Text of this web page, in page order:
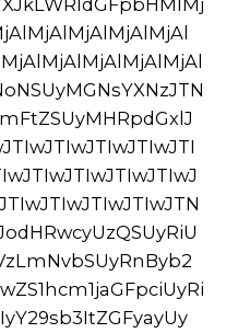
IyY29sb3ItZGFyayUyMC11bmRhc2glMjIlM0UlMjBHb3N0YSUyMFNoYXBlJTIwQXJtY2hhaXIlMjAlM0MlMkZhJTNFJTBBJTIwJTIwJTIwJTIwJTIwJTIwJTIwJTIwJTIwJTIwJTIwJTIwJTIwJTIwJTIwJTIwJTIwJTIwJTIwJTIwJTIwJTIwJTIwJTIwJTNDJTJGaDUlM0UlMEElMjAlMjAlMjAlMjAlMjAlMjAlMjAlMjAlMjAlMjAlMjAlMjAlMjAlMjAlMjAlMjAlMjAlMjAlMjAlMjAlMjAlMjAlMjAlMjAlM0NkaXYlMjBjbGFzcyUzRCUyMndvby1jYXRlZ29yeSUyMGNhdGVnb3J5LWhvbGRlciUyMiUzRSUwQSUyMCUyMCUyMCUyMCUyMCUyMCUyMCUyMCUyMCUyMCUyMCUyMCUyMCUyMCUyMCUyMCUyMCUyMCUyMCUyMCUyMCUyMCUyMCUyMCUyMCUyMCUyMCUyMCUzQ2ElMjBjbGFzcyUzRCUyMmNhdGVnb3J5JTIyJTIwaHJlZiUzRCUyMmh0dHBzJTNBJTJGJTJGb2hpby5jbGJ0aGVtZXMuY29tJTJGcHJvZHVjdC1jYXRlZ29yeSUyRmNoYWlycyUyRiUyMiUyMHJlbCUzRCUyMnRhZyUyMiUzRUNoYWlycyUzQyUyRmElM0UlMEElMjAlMjAlMjAlMjAlMjAlMjAlMjAlMjAlMjAlMjAlMjAlMjAlMjAlMjAlMjAlMjAlMjAlMjAlMjAlMjAlMjAlMjAlMjAlMjAlMjAlMjAlMjAlMjAlM0NhJTIwY2xhc3MlM0QlMjJjYXRlZ29yeSUyMiUyMGhyZWYlM0QlMjJodHRwcyUzQSUyRiUyRm9oaW8uY2xidGhlbWVzLmNvbSUyRnByb2R1Y3QtY2F0ZWdvcnklMkZldmVyeWRheS1lc3NlbnRpYWxzJTJGJTIyJTIwcmVsJTNEJTIydGFnJTIyJTNFRXZlcnlkYXklMjBlc3NlbnRpYWxzJTNDJTJGYSUzRSUwQSUyMCUyMCUyMCUyMCUyMCUyMCUyMCUyMCUyMCUyMCUyMCUyMCUyMCUyMCUyMCUyMCUyMCUyMCUyMCUyMCUyMCUyMCUyMCUyMCUzQyUyRmRpdiUzRSUwQSUyMCUyMCUyMCUyMCUyMCUyMCUyMCUyMCUyMCUyMCUyMCUyMCUyMCUyMCUyMCUyMCUyMCUyMCUyMCUyMCUyMCUyMCUyMCUyMCUzQ2RpdiUyMGNsYXNzJTNEJTIyd29vLXByaWNlJTIyJTNFJTBBJTIwJTIwJTIwJTIwJTIwJTIwJTIwJTIwJTIwJTIwJTIwJTIwJTIwJTIwJTIwJTIwJTIwJTIwJTIwJTIwJTIwJTIwJTIwJTIwJTIwJTIwJTIwJTIwJTNDZGl2JTIwY2xhc3MlM0QlMjJzdGFyLXJhdGluZyUyMiUyMHJvbGUlM0QlMjJpbWclMjIlMjBhcmlhLWxhYmVsJTNEJTIyUmF0ZWQlMjA1LjAwJTIwb3V0JTIwb2YlMjA1JTIyJTNFJTBBJTIwJTIwJTIwJTIwJTIwJTIwJTIwJTIwJTIwJTIwJTIwJTIwJTIwJTIwJTIwJTIwJTIwJTIwJTIwJTIwJTIwJTIwJTIwJTIwJTIwJTIwJTIwJTIwJTIwJTIwJTIwJTIwJTNDc3BhbiUyMHN0eWxlJTNEJTIyd2lkdGglM0ExMDAlMjUlMjIlM0VSYXRlZCUyMCUzQ3N0cm9uZyUyMGNsYXNzJTNEJTIycmF0aW5nJTIyJTNFNS4wMCUzQyUyRnN0cm9uZyUzRSUyMG91dCUyMG9mJTIwNSUyMCUzQyUyRnNwYW4lM0UlMEElMjAlMjAlMjAlMjAlMjAlMjAlMjAlMjAlMjAlMjAlMjAlMjAlMjAlMjAlMjAlMjAlMjAlMjAlMjAlMjAlMjAlMjAlMjAlMjAlMjAlMjAlMjAlMjAlM0MlMkZkaXYlM0UlMEElMjAlMjAlMjAlMjAlMjAlMjAlMjAlMjAlMjAlMjAlMjAlMjAlMjAlMjAlMjAlMjAlMjAlMjAlMjAlMjAlMjAlMjAlMjAlMjAlMjAlMjAlMjAlMjAlM0NzcGFuJTIwY2xhc3MlM0QlMjJwcmljZSUyMiUzRSUwQSUyMCUyMCUyMCUyMCUyMCUyMCUyMCUyMCUyMCUyMCUyMCUyMCUyMCUyMCUyMCUyMCUyMCUyMCUyMCUyMCUyMCUyMCUyMCUyMCUyMCUyMCUyMCUyMCUyMCUyMCUyMCUyMCUzQ3NwYW4lMjBjbGFzcyUzRCUyMndvb2NvbW1lcmNlLVByaWNlLWFtb3VudCUyMGFtb3VudCUyMiUzRSUwQSUyMCUyMCUyMCUyMCUyMCUyMCUyMCUyMCUyMCUyMCUyMCUyMCUyMCUyMCUyMCUyMCUyMCUyMCUyMCUyMCUyMCUyMCUyMCUyMCUyMCUyMCUyMCUyMCUyMCUyMCUyMCUyMCUyMCUyMCUyMCUyMCUzQ2JkaSUzRSUwQSUyMCUyMCUyMCUyMCUyMCUyMCUyMCUyMCUyMCUyMCUyMCUyMCUyMCUyMCUyMCUyMCUyMCUyMCUyMCUyMCUyMCUyMCUyMCUyMCUyMCUyMCUyMCUyMCUyMCUyMCUyMCUyMCUyMCUyMCUyMCUyMCUyMCUyMCUyMCUyMCUzQ3NwYW4lMjBjbGFzcyUzRCUyMndvb2NvbW1lcmNlLVByaWNlLWN1cnJlbmN5U3ltYm9sJTIyJTNFJTI0JTNDJTJGc3BhbiUzRTQ5LjAwJTIwJTNDJTJGYmRpJTNFJTBBJTIwJTIwJTIwJTIwJTIwJTIwJTIwJTIwJTIwJTIwJTIwJTIwJTIwJTIwJTIwJTIwJTIwJTIwJTIwJTIwJTIwJTIwJTIwJTIwJTIwJTIwJTIwJTIwJTIwJTIwJTIwJTIwJTNDJTJGc3BhbiUzRSUyMCVFMiU4MCU5MyUyMCUzQ3NwYW4lMjBjbGFzcyUzRCUyMndvb2NvbW1lcmNlLVByaWNlLWFtb3VudCUyMGFtb3VudCUyMiUzRSUwQSUyMCUyMCUyMCUyMCUyMCUyMCUyMCUyMCUyMCUyMCUyMCUyMCUyMCUyMCUyMCUyMCUyMCUyMCUyMCUyMCUyMCUyMCUyMCUyMCUyMCUyMCUyMCUyMCUyMCUyMCUyMCUyMCUyMCUyMCUyMCUyMCUzQ2JkaSUzRSUwQSUyMCUyMCUyMCUyMCUyMCUyMCUyMCUyMCUyMCUyMCUyMCUyMCUyMCUyMCUyMCUyMCUyMCUyMCUyMCUyMCUyMCUyMCUyMCUyMCUyMCUyMCUyMCUyMCUyMCUyMCUyMCUyMCUyMCUyMCUyMCUyMCUyMCUyMCUyMCUyMCUzQ3NwYW4lMjBjbGFzcyUzRCUyMndvb2NvbW1lcmNlLVByaWNlLWN1cnJlbmN5U3ltYm9sJTIyJTNFJTI0JTNDJTJGc3BhbiUzRTU2LjAwJTIwJTNDJTJGYmRpJTNFJTBBJTIwJTIwJTIwJTIwJTIwJTIwJTIwJTIwJTIwJTIwJTIwJTIwJTIwJTIwJTIwJTIwJTIwJTIwJTIwJTIwJTIwJTIwJTIwJTIwJTIwJTIwJTIwJTIwJTIwJTIwJTIwJTIwJTNDJTJGc3BhbiUzRSUwQSUyMCUyMCUyMCUyMCUyMCUyMCUyMCUyMCUyMCUyMCUyMCUyMCUyMCUyMCUyMCUyMCUyMCUyMCUyMCUyMCUyMCUyMCUyMCUyMCUyMCUyMCUyMCUyMCUzQyUyRnNwYW4lM0UlMEElMjAlMjAlMjAlMjAlMjAlMjAlMjAlMjAlMjAlMjAlMjAlMjAlMjAlMjAlMjAlMjAlMjAlMjAlMjAlMjAlMjAlMjAlMjAlMjAlM0MlMkZkaXYlM0UlMEElMjAlMjAlMjAlMjAlMjAlMjAlMjAlMjAlMjAlMjAlMjAlMjAlMjAlMjAlMjAlMjAlMjAlMjAlMjAlMjAlMjAlMjAlMjAlMjAlM0NkaXYlMjBjbGFzcyUzRCUyMmJ1dHRvbi1ncm91cCUyMiUzRSUwQSUyMCUyMCUyMCUyMCUyMCUyMCUyMCUyMCUyMCUyMCUyMCUyMCUyMCUyMCUyMCUyMCUyMCUyMCUyMCUyMCUyMCUyMCUyMCUyMCUyMCUyMCUyMCUyMCUzQ2ElMjBocmVmJTNEJTIyaHR0cHMlM0ElMkYlMkZvaGlvLmNsYnRoZW1lcy5jb20lMkZwcm9kdWN0JTJGZ29zdGEtc2hhcGUtYXJtY2hhaXIlMkYlMjIlMjByZWwlM0QlMjJub2ZvbGxvdyUyMiUyMGRhdGEtcHJvZHVjdF9pZCUzRCUyMjIwNDc2JTIyJTIwZGF0YS1wcm9kdWN0X3NrdSUzRCUyMjI5MDQ1LVNCLTklMjIlMjBjbGFzcyUzRCUyMmFkZF90b19jYXJ0X2J1dHRvbiUyMHByb2R1Y3RfdHlwZV92YXJpYWJsZSUyMHNpbmdsZV9hZGRfdG9fY2FydF9idXR0b24lMjBidXR0b24lMjAtdGV4dCUyMiUyMGRhdGEtYnV0dG9uLWxvYWRpbmclM0QlMjJ0cnVlJTIyJTNFU2VsZWN0JTIwb3B0aW9ucyUzQyUyRmElM0UlMEElMjAlMjAlMjAlMjAlMjAlMjAlMjAlMjAlMjAlMjAlMjAlMjAlMjAlMjAlMjAlMjAlMjAlMjAlMjAlMjAlMjAlMjAlMjAlMjAlMjAlMjAlMjAlMjAlM0NpbnB1dCUyMHR5cGUlM0QlMjJoaWRkZW4lMjIlMjBuYW1lJTNEJTIyYWRkLXRvLWNhcnQlMjIlMjB2YWx1ZSUzRCUyMjIwNDc2JTIyJTNFJTBBJTIwJTIwJTIwJTIwJTIwJTIwJTIwJTIwJTIwJTIwJTIwJTIwJTIwJTIwJTIwJTIwJTIwJTIwJTIwJTIwJTIwJTIwJTIwJTIwJTIwJTIwJTIwJTIwJTNDaW5wdXQlMjB0eXBlJTNEJTIyaGlkZGVuJTIyJTIwbmFtZSUzRCUyMnByb2R1Y3RfaWQlMjIlMjB2YWx1ZSUzRCUyMjIwNDc2JTIyJTNFJTBBJTIwJTIwJTIwJTIwJTIwJTIwJTIwJTIwJTIwJTIwJTIwJTIwJTIwJTIwJTIwJTIwJTIwJTIwJTIwJTIwJTIwJTIwJTIwJTIwJTIwJTIwJTIwJTIwJTNDaW5wdXQlMjB0eXBlJTNEJTIyaGlkZGVuJTIyJTIwbmFtZSUzRCUyMnZhcmlhdGlvbl9pZCUyMiUyMGNsYXNzJTNEJTIydmFyaWF0aW9uX2lkJTIyJTIwdmFsdWUlM0QlMjIwJTIyJTNFJTBBJTIwJTIwJTIwJTIwJTIwJTIwJTIwJTIwJTIwJTIwJTIwJTIwJTIwJTIwJTIwJTIwJTIwJTIwJTIwJTIwJTIwJTIwJTIwJTIwJTNDJTJGZGl2JTNFJTBBJTIwJTIwJTIwJTIwJTIwJTIwJTIwJTIwJTIwJTIwJTIwJTIwJTIwJTIwJTIwJTIwJTIwJTIwJTIwJTIwJTNDJTJGZGl2JTNFJTBBJTIwJTIwJTIwJTIwJTIwJTIwJTIwJTIwJTIwJTIwJTIwJTIwJTIwJTIwJTIwJTIwJTNDJTJGZGl2JTNFJTBBJTIwJTIwJTIwJTIwJTIwJTIwJTIwJTIwJTIwJTIwJTIwJTIwJTNDJTJGbGklM0UlMEElMjAlMjAlMjAlMjAlMjAlMjAlMjAlMjAlMjAlMjAlMjAlMjAlM0NsaSUyMGNsYXNzJTNEJTIycHJvZHVjdCUyMHR5cGUtcHJvZHVjdCUyMHBvc3QtMjA0NzUlMjBzdGF0dXMtcHVibGlzaCUyMGxhc3QlMjBpbnN0b2NrJTIwcHJvZHVjdF9jYXQtY2hhaXJzJTIwcHJvZHVjdF9jYXQtZXZlcnlkYXktZXNzZW50aWFscyUyMHByb2R1Y3RfdGFnLWNyZWF0aXZlJTIwcHJvZHVjdF90YWctc2hvcCUyMHByb2R1Y3RfdGFnLXdvcmRwcmVzcyUyMGhhcy1wb3N0LXRodW1ibmFpbCUyMHNoaXBwaW5nLXRheGFibGUlMjBwdXJjaGFzYWJsZSUyMHByb2R1Y3QtdHlwZS1zaW1wbGUlMjBtYXNvbnJ5LWJyaWNrJTIyJTIwZGF0YS1wcm9kdWN0LWl0ZW0lM0QlMjJ0cnVlJTIyJTIwZGF0YS1sYXp5LWl0ZW0lM0QlMjIlMjIlMjBkYXRhLWxhenktc2NvcGUlM0QlMjJwcm9kdWN0cyUyMiUyMHN0eWxlJTNEJTIycG9zaXRpb24lM0ElMjBhYnNvbHV0ZSUzQiUyMGxlZnQlM0ElMjAzMy4zMzI5JTI1JTNCJTIwdG9wJTNBJTIwMHB4JTNCJTIyJTNFJTBBJTIwJTIwJTIwJTIwJTIwJTIwJTIwJTIwJTIwJTIwJTIwJTIwJTIwJTIwJTIwJTIwJTNDZGl2JTIwY2xhc3MlM0QlMjJwcm9kdWN0LWl0ZW0lMjBwcm9kdWN0LWl0ZW0tZ3JpZCUyMGNhcmQlMjAtdHlwZTIlMjAtaW1nLWdyZXlzY2FsZSUyMC1sZWZ0JTIyJTNFJTBBJTIwJTIwJTIwJTIwJTIwJTIwJTIwJTIwJTIwJTIwJTIwJTIwJTIwJTIwJTIwJTIwJTIwJTIwJTIwJTIwJTNDZGl2JTIwY2xhc3MlM0QlMjJwcm9kdWN0LWl0ZW0tdGh1bWJuYWlsJTIyJTNFJTBBJTIwJTIwJTIwJTIwJTIwJTIwJTIwJTIwJTIwJTIwJTIwJTIwJTIwJTIwJTIwJTIwJTIwJTIwJTIwJTIwJTIwJTIwJTIwJTIwJTNDYnV0dG9uJTIwY2xhc3MlM0QlMjJpY29uLWJ1dHRvbiUyMGJ1dHRvbi1xdWlja3ZpZXclMjAtZmFkZS1kb3duJTIwLXRvcCUyMC1yZXNldC1jb2xvciUyMiUyMGRhdGEtcHJvZHVjdC1pZCUzRCUyMjIwNDc1JTIyJTNFJTBBJTIwJTIwJTIwJTIwJTIwJTIwJTIwJTIwJTIwJTIwJTIwJTIwJTIwJTIwJTIwJTIwJTIwJTIwJTIwJTIwJTIwJTIwJTIwJTIwJTIwJTIwJTIwJTIwJTNDaSUyMGNsYXNzJTNEJTIyaWNvbiUyMiUzRSUwQSUyMCUyMCUyMCUyMCUyMCUyMCUyMCUyMCUyMCUyMCUyMCUyMCUyMCUyMCUyMCUyMCUyMCUyMCUyMCUyMCUyMCUyMCUyMCUyMCUyMCUyMCUyMCUyMCUyMCUyMCUyMCUyMCUzQ3N2ZyUyMGNsYXNzJTNEJTIyZGVmYXVsdCUyMiUyMHdpZHRoJTNEJTIyMTglMjIlMjBoZWlnaHQlM0QlMjIxOCUyMiUyMHZpZXdCb3glM0QlMjIwJTIwMCUyMDE4JTIwMTglMjIlMjBmaWxsJTNEJTIybm9uZSUyMiUyMHhtbG5zJTNEJTIyaHR0cCUzQSUyRiUyRnd3dy53My5vcmclMkYyMDAwJTJGc3ZnJTIyJTNFJTBBJTIwJTIwJTIwJTIwJTIwJTIwJTIwJTIwJTIwJTIwJTIwJTIwJTIwJTIwJTIwJTIwJTIwJTIwJTIwJTIwJTIwJTIwJTIwJTIwJTIwJTIwJTIwJTIwJTIwJTIwJTIwJTIwJTIwJTIwJTIwJTIwJTNDcGF0aCUyMGQlM0QlMjJNMCUyMDJWNkgyVjJINlYwSDJDMC45JTIwMCUyMDAlMjAwLjklMjAwJTIwMlpNMiUyMDEySDBWMTZDMCUyMDE3LjElMjAwLjklMjAxOCUyMDIlMjAxOEg2VjE2SDJWMTJaTTE2JTIwMTZIMTJWMThIMTZDMTcuMSUyMDE4JTIwMTglMjAxNy4xJTIwMTglMjAxNlYxMkgxNlYxNlpNMTYlMjAwSDEyVjJIMTZWNkgxOFYyQzE4JTIwMC45JTIwMTcuMSUyMDAlMjAxNiUyMDBaJTIyJTNFJTNDJTJGcGF0aCUzRSUwQSUyMCUyMCUyMCUyMCUyMCUyMCUyMCUyMCUyMCUyMCUyMCUyMCUyMCUyMCUyMCUyMCUyMCUyMCUyMCUyMCUyMCUyMCUyMCUyMCUyMCUyMCUyMCUyMCUyMCUyMCUyMCUyMCUzQyUyRnN2ZyUzRSUwQSUyMCUyMCUyMCUyMCUyMCUyMCUyMCUyMCUyMCUyMCUyMCUyMCUyMCUyMCUyMCUyMCUyMCUyMCUyMCUyMCUyMCUyMCUyMCUyMCUyMCUyMCUyMCUyMCUzQyUyRmklM0UlMEElMjAlMjAlMjAlMjAlMjAlMjAlMjAlMjAlMjAlMjAlMjAlMjAlMjAlMjAlMjAlMjAlMjAlMjAlMjAlMjAlMjAlMjAlMjAlMjAlM0MlMkZidXR0b24lM0UlMEElMjAlMjAlMjAlMjAlMjAlMjAlMjAlMjAlMjAlMjAlMjAlMjAlMjAlMjAlMjAlMjAlMjAlMjAlMjAlMjAlMjAlMjAlMjAlMjAlM0NkaXYlMjBjbGFzcyUzRCUyMmJ1dHRvbi1mYXZvcml0ZXMlMjAtZmFkZS1kb3duJTIyJTNFJTBBJTIwJTIwJTIwJTIwJTIwJTIwJTIwJTIwJTIwJTIwJTIwJTIwJTIwJTIwJTIwJTIwJTIwJTIwJTIwJTIwJTIwJTIwJTIwJTIwJTIwJTIwJTIwJTIwJTNDZGl2JTIwY2xhc3MlM0QlMjJ5aXRoLXdjd2wtYWRkLXRvLXdpc2hsaXN0JTIwYWRkLXRvLXdpc2hsaXN0LTIwNDc1JTIwd2lzaGxpc3QtZnJhZ21lbnQlMjBvbi1maXJzdC1sb2FkJTIyJTIwZGF0YS1mcmFnbWVudC1yZWYlM0QlMjIyMDQ3NSUyMiUyMGRhdGEtZnJhZ21lbnQtb3B0aW9ucyUzRCUyMiUyMiUzRSUzQyUyRmRpdiUzRSUwQSUyMCUyMCUyMCUyMCUyMCUyMCUyMCUyMCUyMCUyMCUyMCUyMCUyMCUyMCUyMCUyMCUyMCUyMCUyMCUyMCUyMCUyMCUyMCUyMCUyMCUyMCUyMCUyMCUzQ2ElMjBocmVmJTNEJTIyJTJGJTNGYWRkX3RvX3dpc2hsaXN0JTNEMjA0NzUlMjIlMjBkYXRhLXByb2R1Y3QtaWQlM0QlMjIyMDQ3NSUyMiUyMGFyaWEtbGFiZWwlM0QlMjJmYXZvcml0ZXMlMjIlMjBjbGFzcyUzRCUyMmljb24tYnV0dG9uJTIwYWRkX3RvX3dpc2hsaXN0JTIwc2luZ2xlX2FkZF90b193aXNobGlzdCUyMGJ0bi13aXNobGlzdCUyMiUzRSUwQSUyMCUyMCUyMCUyMCUyMCUyMCUyMCUyMCUyMCUyMCUyMCUyMCUyMCUyMCUyMCUyMCUyMCUyMCUyMCUyMCUyMCUyMCUyMCUyMCUyMCUyMCUyMCUyMCUyMCUyMCUyMCUyMCUzQ2klMjBjbGFzcyUzRCUyMmljb24lMjIlM0UlMEElMjAlMjAlMjAlMjAlMjAlMjAlMjAlMjAlMjAlMjAlMjAlMjAlMjAlMjAlMjAlMjAlMjAlMjAlMjAlMjAlMjAlMjAlMjAlMjAlMjAlMjAlMjAlMjAlMjAlMjAlMjAlMjAlMjAlMjAlMjAlMjAlM0NzdmclMjBjbGFzcyUzRCUyMmRlZmF1bHQlMjIlMjB3aWR0aCUzRCUyMjIwJTIyJTIwaGVpZ2h0JTNEJTIyMTglMjIlMjB2aWV3Qm94JTNEJTIyMCUyMDAlMjAyMCUyMDE4JTIyJTIwZmlsbCUzRCUyMm5vbmUlMjIlMjB4bWxucyUzRCUyMmh0dHAlM0ElMkYlMkZ3d3cudzMub3JnJTJGMjAwMCUyRnN2ZyUyMiUzRSUwQSUyMCUyMCUyMCUyMCUyMCUyMCUyMCUyMCUyMCUyMCUyMCUyMCUyMCUyMCUyMCUyMCUyMCUyMCUyMC